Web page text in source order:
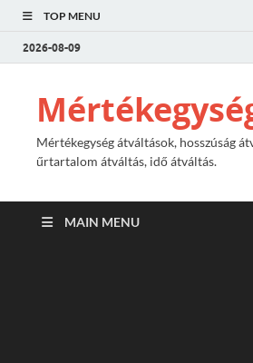
TOP MENU
2026-08-09
Mértékegység átváltások, hosszúság
űrtartalom átváltás, idő átváltás.
MAIN MENU